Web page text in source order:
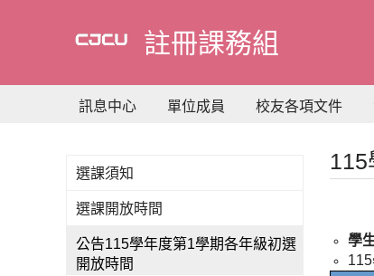
要
容
註冊課務組
訊息中心 單位成員 校友各項文件
115
學
選課須知
選課開放時間
公告115學年度第1學期各年級初選
開放時間